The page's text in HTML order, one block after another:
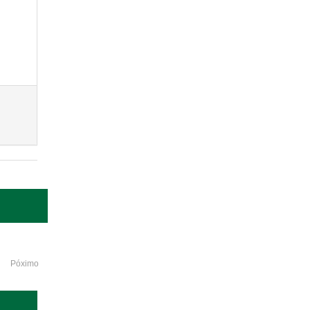
Póximo